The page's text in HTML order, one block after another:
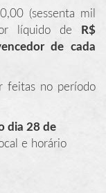
(sessenta mil
líquido de
R$
de cada
feitas no período
dia 28 de
e horário